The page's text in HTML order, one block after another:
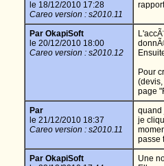
le 18/12/2010 17:28
Careo version : s2010.11
Par OkapiSoft
le 20/12/2010 18:00
Careo version : s2010.12
Pour
page
Par
le 21/12/2010 18:37
Careo version : s2010.11
quand
je
passe
Par OkapiSoft
Une